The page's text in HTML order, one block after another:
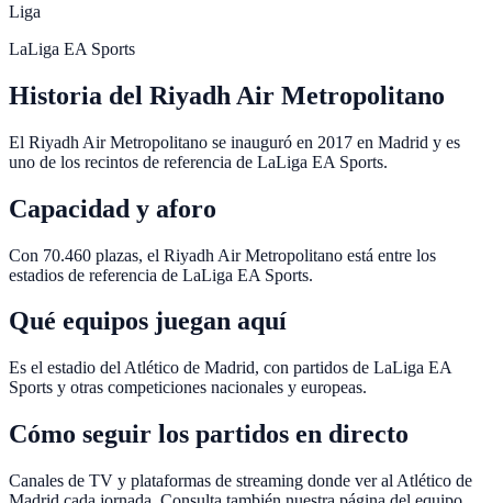
Liga
LaLiga EA Sports
Historia del Riyadh Air Metropolitano
El Riyadh Air Metropolitano se inauguró en 2017 en Madrid y es
uno de los recintos de referencia de LaLiga EA Sports.
Capacidad y aforo
Con 70.460 plazas, el Riyadh Air Metropolitano está entre los
estadios de referencia de LaLiga EA Sports.
Qué equipos juegan aquí
Es el estadio del Atlético de Madrid, con partidos de LaLiga EA
Sports y otras competiciones nacionales y europeas.
Cómo seguir los partidos en directo
Canales de TV y plataformas de streaming donde ver al Atlético de